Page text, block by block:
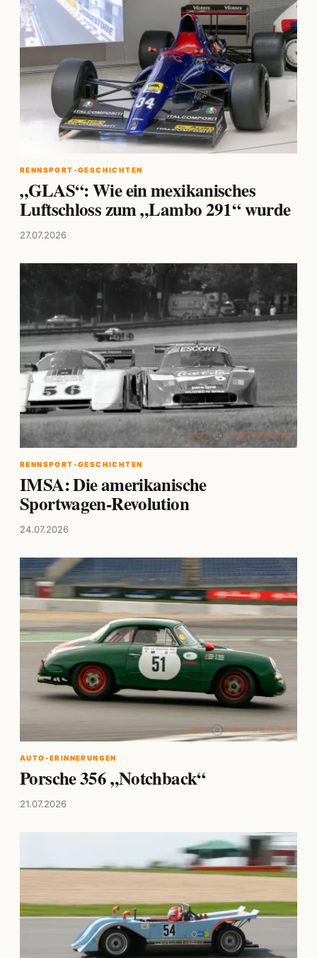
RENNSPORT-GESCHICHTEN
„GLAS“: Wie ein mexikanisches
Luftschloss zum „Lambo 291“ wurde
27.07.2026
RENNSPORT-GESCHICHTEN
IMSA: Die amerikanische
Sportwagen-Revolution
24.07.2026
AUTO-ERINNERUNGEN
Porsche 356 „Notchback“
21.07.2026